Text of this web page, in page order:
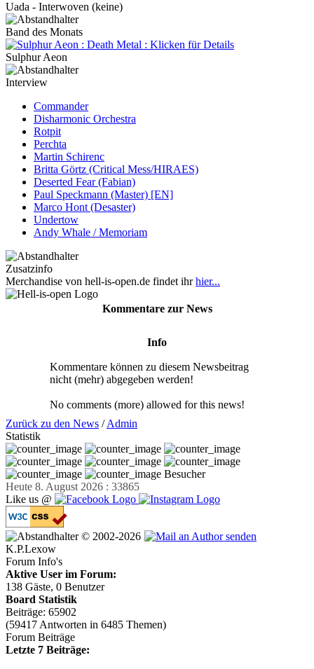
Uada - Interwoven (keine)
Band des Monats
Sulphur Aeon
Interview
Commander
Disharmonic Orchestra
Rotpit
Perchta
Martin Schirenc
Britta Görtz (Critical Mess/HIRAES)
Deserted Fear (Fabian)
Paul Speckmann (Master) [EN]
Marco Hont (Desaster)
Undertow
Andy Whale / Memoriam
Zusatzinfo
Merchandise von hell-is-open.de findet ihrhier...
Kommentare zur News
Info
Kommentare können zu diesem Newsbeitrag
nicht (mehr) abgegeben werden!
No comments (more) allowed for this news!
Zurück zu den News /Admin
Statistik
Besucher
Heute 8. August 2026 : 33865
Like us @
© 2002-2026
K.P.Lexow
Forum Info's
Aktive User im Forum:
138 Gäste, 0 Benutzer
Board Statistik
Beiträge: 65902
(59417 Antworten in 6485 Themen)
Forum Beiträge
Letzte 7 Beiträge: